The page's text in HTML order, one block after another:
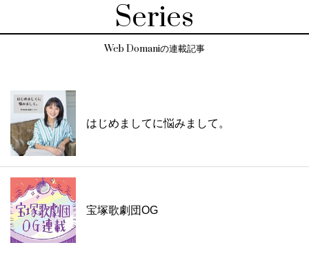
Series
Web Domaniの連載記事
はじめましてに悩みまして。
宝塚歌劇団OG